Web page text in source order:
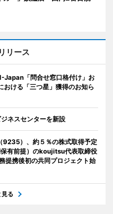
リース
Japan「問合せ窓口格付け」お
おける「三つ星」獲得のお知ら
ネスセンターを新設
9235）、約５％の株式取得予定
保有前提）のkoujitsu代表取締役
提携後初の共同プロジェクト始
見る